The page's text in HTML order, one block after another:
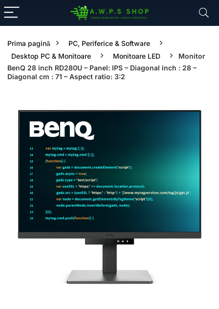
Prima pagină
PC, Periferice & Software
Desktop PC & Monitoare
Monitoare LED
Monitor
BenQ 28 inch RD280U – Panel: IPS – Diagonal inch : 28 –
Diagonal cm : 71 – Aspect ratio: 3:2